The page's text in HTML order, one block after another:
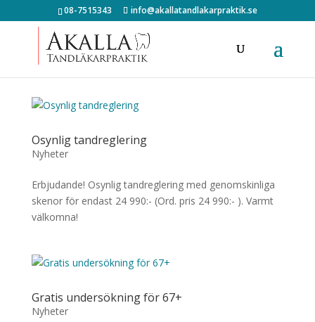
08-7515343 info@akallatandlakarpraktik.se
Osynlig tandreglering
Nyheter
Erbjudande! Osynlig tandreglering med genomskinliga
skenor för endast 24 990:- (Ord. pris 24 990:- ). Varmt
välkomna!
Gratis undersökning för 67+
Nyheter